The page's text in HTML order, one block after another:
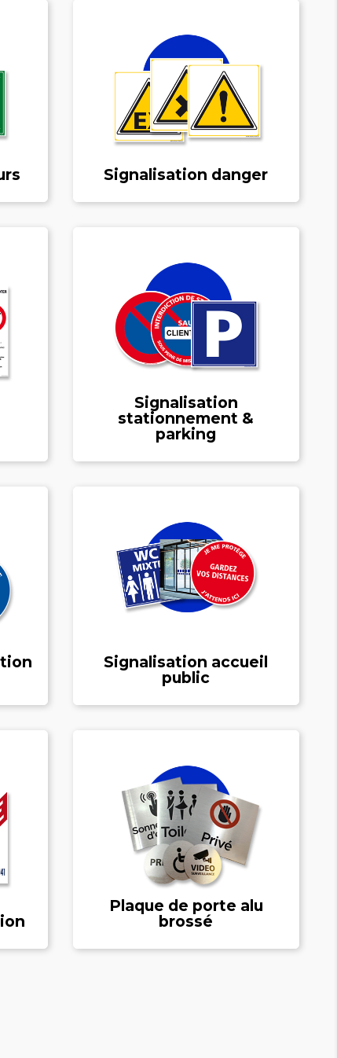
Signalisation danger
Signalisation
stationnement &
parking
Signalisation accueil
public
Plaque de porte alu
brossé